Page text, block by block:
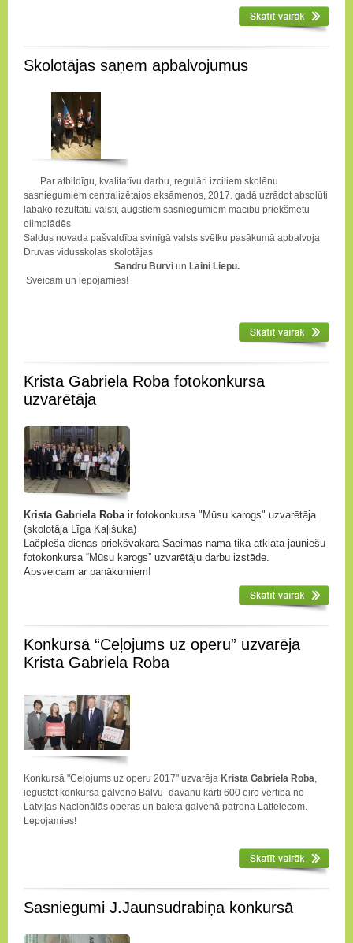
Skolotājas saņem apbalvojumus
Par atbildīgu, kvalitatīvu darbu, regulāri izciliem skolēnu
sasniegumiem centralizētajos eksāmenos, 2017. gadā uzrādot absolūti
labāko rezultātu valstī, augstiem sasniegumiem mācību priekšmetu
olimpiādēs
Saldus novada pašvaldība svinīgā valsts svētku pasākumā apbalvoja
Druvas vidusskolas skolotājas
Sandru Burvi un Laini Liepu.
Sveicam un lepojamies!
Krista Gabriela Roba fotokonkursa
uzvarētāja
Krista Gabriela Robair fotokonkursa "Mūsu karogs" uzvarētāja
(skolotāja Līga Kaļišuka)
Lāčplēša dienas priekšvakarā Saeimas namā tika atklāta jauniešu
fotokonkursa “Mūsu karogs” uzvarētāju darbu izstāde.
Apsveicam ar panākumiem!
Konkursā “Ceļojums uz operu” uzvarēja
Krista Gabriela Roba
Konkursā "Ceļojums uz operu 2017" uzvarēja Krista Gabriela Roba,
iegūstot konkursa galveno Balvu- dāvanu karti 600 eiro vērtībā no
Latvijas Nacionālās operas un baleta galvenā patrona Lattelecom.
Lepojamies!
Sasniegumi J.Jaunsudrabiņa konkursā